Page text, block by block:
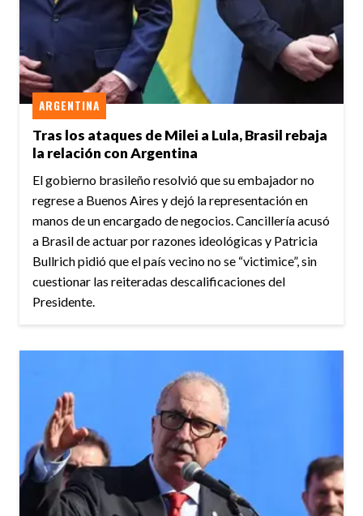
Tras los ataques de Milei a Lula, Brasil rebaja
la relación con Argentina
ARGENTINA
El gobierno brasileño resolvió que su embajador no
regrese a Buenos Aires y dejó la representación en
manos de un encargado de negocios. Cancillería acusó
a Brasil de actuar por razones ideológicas y Patricia
Bullrich pidió que el país vecino no se “victimice”, sin
cuestionar las reiteradas descalificaciones del
Presidente.